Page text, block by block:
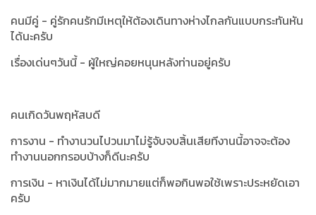
คนมีคู่ - คู่รักคนรักมีเหตุให้ต้องเดินทางห่างไกลกันแบบกระทันหัน
ได้นะครับ
เรื่องเด่นๆวันนี้ - ผู้ใหญ่คอยหนุนหลังท่านอยู่ครับ
คนเกิดวันพฤหัสบดี
การงาน - ทำงานวนไปวนมาไม่รู้จับจบสิ้นเสียทีงานนี้อาจจะต้อง
ทำงานนอกกรอบบ้างก็ดีนะครับ
การเงิน - หาเงินได้ไม่มากมายแต่ก็พอกินพอใช้เพราะประหยัดเอา
ครับ